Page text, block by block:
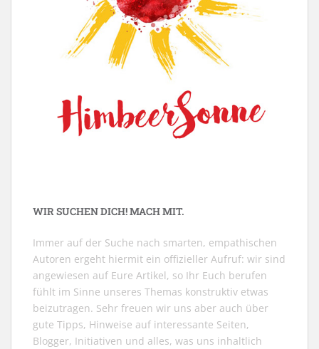
WIR SUCHEN DICH! MACH MIT.
Immer auf der Suche nach smarten, empathischen
Autoren ergeht hiermit ein offizieller Aufruf: wir sind
angewiesen auf Eure Artikel, so Ihr Euch berufen
fühlt im Sinne unseres Themas konstruktiv etwas
beizutragen. Sehr freuen wir uns aber auch über
gute Tipps, Hinweise auf interessante Seiten,
Blogger, Initiativen und alles, was uns inhaltlich